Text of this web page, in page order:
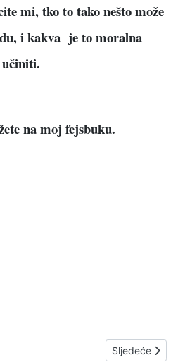
mi, tko to tako nešto može
i kakva je to moralna
na moj fejsbuku.
OVAKVU HRVATSKU ?
Sljedeći
Sljedeće